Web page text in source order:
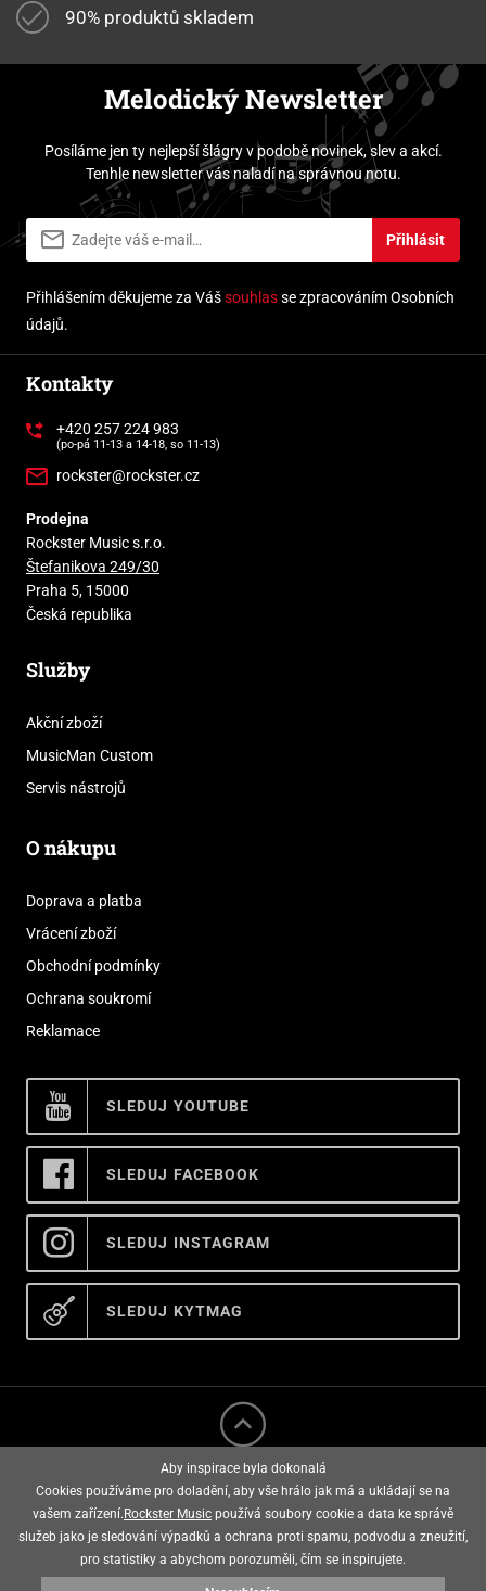
90% produktů skladem
Melodický Newsletter
Posíláme jen ty nejlepší šlágry v podobě novinek, slev a akcí.
Tenhle newsletter vás naladí na správnou notu.
Přihlásit
Přihlášením děkujeme za Vášsouhlasse zpracováním Osobních
údajů.
Kontakty
+420 257 224 983
(po-pá 11-13 a 14-18, so 11-13)
rockster@rockster.cz
Prodejna
Rockster Music s.r.o.
Štefanikova 249/30
Praha 5, 15000
Česká republika
Služby
Akční zboží
MusicMan Custom
Servis nástrojů
O nákupu
Doprava a platba
Vrácení zboží
Obchodní podmínky
Ochrana soukromí
Reklamace
SLEDUJ YOUTUBE
SLEDUJ FACEBOOK
SLEDUJ INSTAGRAM
SLEDUJ KYTMAG
rockster music © 2008 - 2026
Aby inspirace byla dokonalá
Cookies používáme pro doladění, aby vše hrálo jak má a ukládají se na
vašem zařízení. Rockster Music používá soubory cookie a data ke správě
služeb jako je sledování výpadků a ochrana proti spamu, podvodu a zneužití,
pro statistiky a abychom porozuměli, čím se inspirujete.